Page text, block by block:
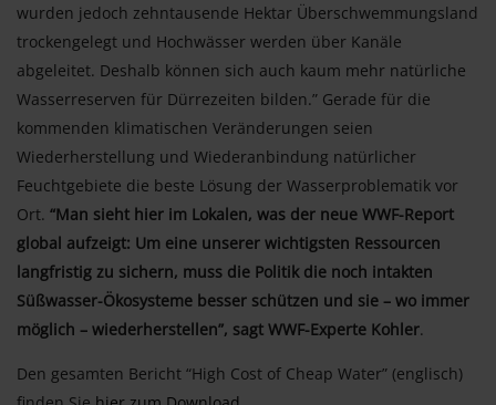
wurden jedoch zehntausende Hektar Überschwemmungsland
trockengelegt und Hochwässer werden über Kanäle
abgeleitet. Deshalb können sich auch kaum mehr natürliche
Wasserreserven für Dürrezeiten bilden.” Gerade für die
kommenden klimatischen Veränderungen seien
Wiederherstellung und Wiederanbindung natürlicher
Feuchtgebiete die beste Lösung der Wasserproblematik vor
Ort. “Man sieht hier im Lokalen, was der neue WWF-Report
global aufzeigt: Um eine unserer wichtigsten Ressourcen
langfristig zu sichern, muss die Politik die noch intakten
Süßwasser-Ökosysteme besser schützen und sie – wo immer
möglich – wiederherstellen”, sagt WWF-Experte Kohler.
Den gesamten Bericht “High Cost of Cheap Water” (englisch)